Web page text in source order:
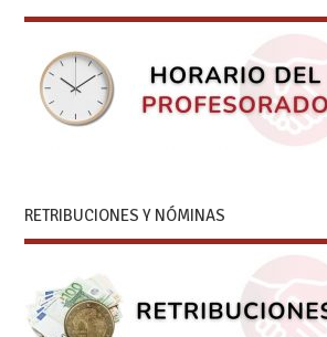
RETRIBUCIONES Y NÓMINAS